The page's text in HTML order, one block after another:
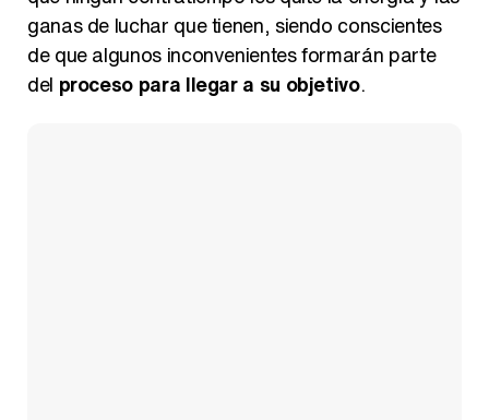
ganas de luchar que tienen, siendo conscientes
de que algunos inconvenientes formarán parte
del proceso para llegar a su objetivo.